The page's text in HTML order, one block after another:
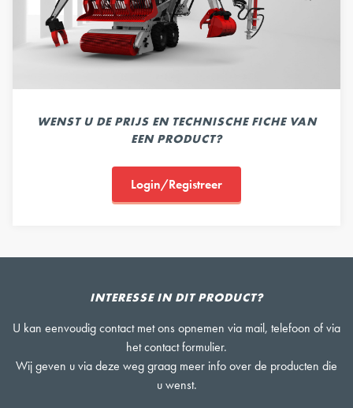
WENST U DE PRIJS EN TECHNISCHE FICHE VAN
EEN PRODUCT?
Login/Registreer
INTERESSE IN DIT PRODUCT?
U kan eenvoudig contact met ons opnemen via mail, telefoon of via
het contact formulier.
Wij geven u via deze weg graag meer info over de producten die
u wenst.